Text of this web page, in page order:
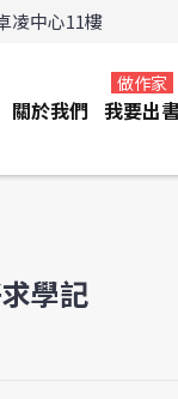
凌中心11樓
關於我們 我要出
做作家
學記